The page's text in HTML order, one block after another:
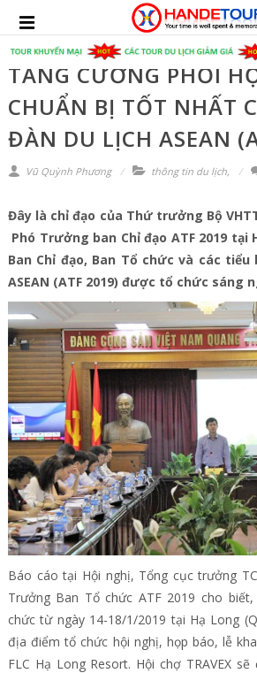
TĂNG CƯỜNG PHỐI
CHUẨN BỊ TỐT NHẤT
ĐÀN DU LỊCH ASEAN
Vũ Quỳnh Phương thông tin du lịch,
Đây là chỉ đạo của Thứ trưởng Bộ
Phó Trưởng ban Chỉ đạo ATF 2019
Ban Chỉ đạo, Ban Tổ chức và các tiểu
ASEAN (ATF 2019) được tổ chức sáng
Báo cáo tại Hội nghị, Tổng cục trưởng
Trưởng Ban Tổ chức ATF 2019 cho
chức từ ngày 14-18/1/2019 tại Hạ Long
địa điểm tổ chức hội nghị, họp báo, lễ
FLC Hạ Long Resort. Hội chợ TRAVEX